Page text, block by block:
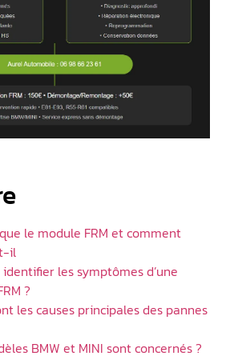
que le module FRM et comment
il
les symptômes d’une
?
les causes principales des pannes
BMW et MINI sont concernés ?